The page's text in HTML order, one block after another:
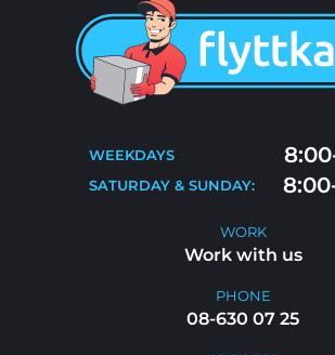
SERVICES
BLOG
MOVING TIPS
WORK WITH US
WEEKDAYS
SATURDAY & SUNDAY:
WORK
Work with us
PHONE
08-630 07 25